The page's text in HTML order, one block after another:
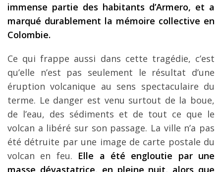
immense partie des habitants d’Armero, et a
marqué durablement la mémoire collective en
Colombie.
Ce qui frappe aussi dans cette tragédie, c’est
qu’elle n’est pas seulement le résultat d’une
éruption volcanique au sens spectaculaire du
terme. Le danger est venu surtout de la boue,
de l’eau, des sédiments et de tout ce que le
volcan a libéré sur son passage. La ville n’a pas
été détruite par une image de carte postale du
volcan en feu. Elle a été engloutie par une
masse dévastatrice, en pleine nuit, alors que